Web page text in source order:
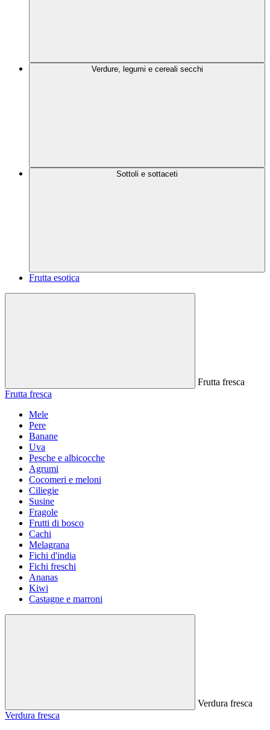
Verdure, legumi e cereali secchi
Sottoli e sottaceti
Frutta esotica
Frutta fresca
Frutta fresca
Mele
Pere
Banane
Uva
Pesche e albicocche
Agrumi
Cocomeri e meloni
Ciliegie
Susine
Fragole
Frutti di bosco
Cachi
Melagrana
Fichi d'india
Fichi freschi
Ananas
Kiwi
Castagne e marroni
Verdura fresca
Verdura fresca